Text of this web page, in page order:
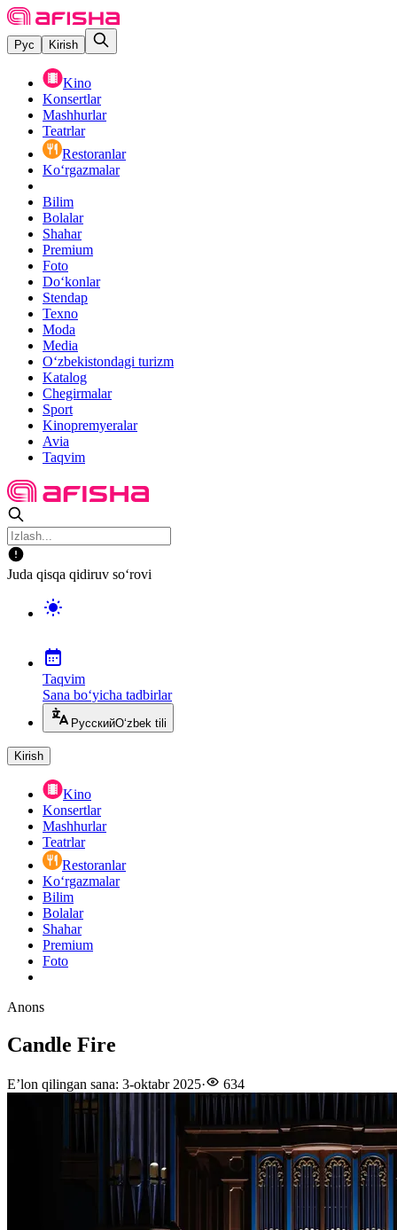
Рус Kirish
Kino
Konsertlar
Mashhurlar
Teatrlar
Restoranlar
Ko‘rgazmalar
Bilim
Bolalar
Shahar
Premium
Foto
Do‘konlar
Stendap
Texno
Moda
Media
O‘zbekistondagi turizm
Katalog
Chegirmalar
Sport
Kinopremyeralar
Avia
Taqvim
Juda qisqa qidiruv so‘rovi
Taqvim
Sana bo‘yicha tadbirlar
РусскийO‘zbek tili
Kirish
Kino
Konsertlar
Mashhurlar
Teatrlar
Restoranlar
Ko‘rgazmalar
Bilim
Bolalar
Shahar
Premium
Foto
Anons
Candle Fire
E’lon qilingan sana: 3-oktabr 2025· 634